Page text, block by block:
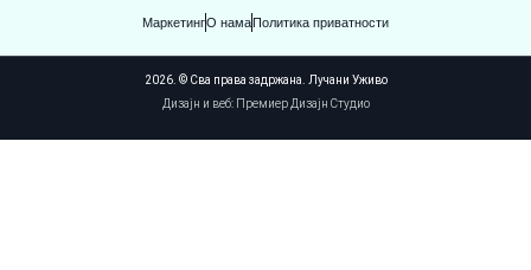
МаркетингО намаПолитика приватности
2026. © Сва права задржана. Лучани Уживо
Дизајн и веб: Премиер Дизајн Студио